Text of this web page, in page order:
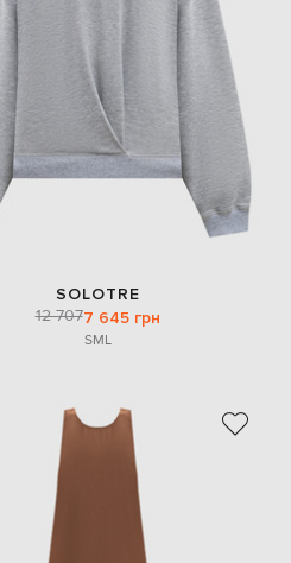
SOLOTRE
12 7077 645 грн
SML